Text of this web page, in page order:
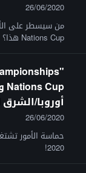
26/06/2020
Nations Cup هذا؟
أوروبا/
26/06/2020
2020!